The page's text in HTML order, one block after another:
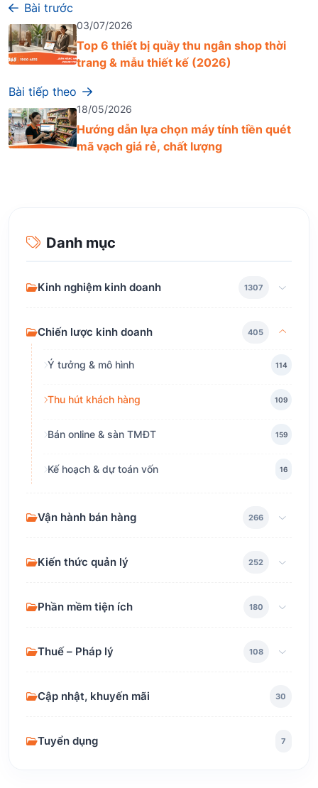
Bài trước
03/07/2026
Top 6 thiết bị quầy thu ngân shop thời
trang & mẫu thiết kế (2026)
Bài tiếp theo
18/05/2026
Hướng dẫn lựa chọn máy tính tiền quét
mã vạch giá rẻ, chất lượng
Danh mục
Kinh nghiệm kinh doanh 1307
Chiến lược kinh doanh 405
Ý tưởng & mô hình 114
Thu hút khách hàng 109
Bán online & sàn TMĐT 159
Kế hoạch & dự toán vốn 16
Vận hành bán hàng 266
Kiến thức quản lý 252
Phần mềm tiện ích 180
Thuế – Pháp lý 108
Cập nhật, khuyến mãi 30
Tuyển dụng 7